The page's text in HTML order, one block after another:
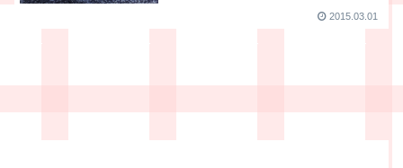
2015.03.01